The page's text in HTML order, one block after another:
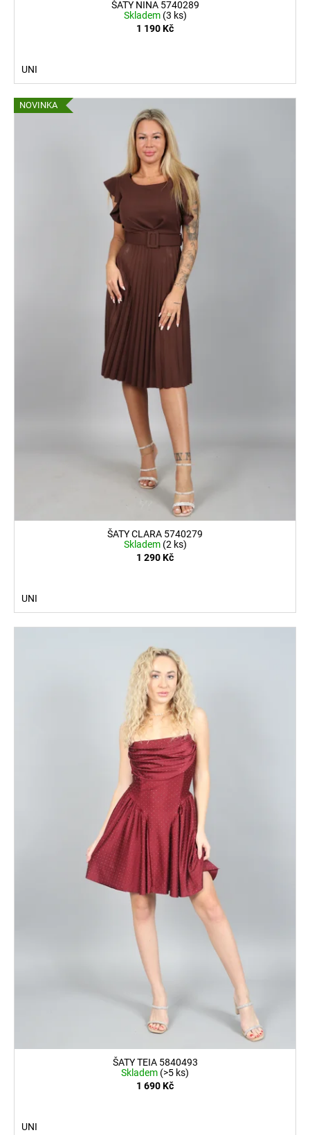
ŠATY NINA 5740289
Skladem (3 ks)
1 190 Kč
UNI
NOVINKA
ŠATY CLARA 5740279
Skladem (2 ks)
1 290 Kč
UNI
ŠATY TEIA 5840493
Skladem (>5 ks)
1 690 Kč
UNI